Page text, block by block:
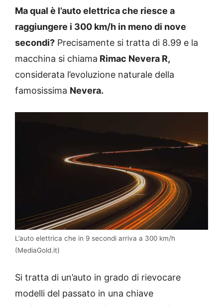
Ma qual è l’auto elettrica che riesce a
raggiungere i 300 km/h in meno di nove
secondi? Precisamente si tratta di 8.99 e la
macchina si chiama Rimac Nevera R,
considerata l’evoluzione naturale della
famosissima Nevera.
L’auto elettrica che in 9 secondi arriva a 300 km/h
(MediaGold.it)
Si tratta di un’auto in grado di rievocare
modelli del passato in una chiave